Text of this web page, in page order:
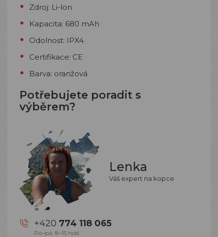
Zdroj: Li-lon
Kapacita: 680 mAh
Odolnost: IPX4
Certifikace: CE
Barva: oranžová
Potřebujete poradit s
výběrem?
Lenka
Váš expert na kopce
+420 774 118 065
Po–pá: 8–15 hod.